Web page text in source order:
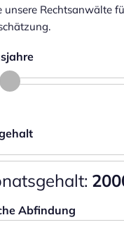
unsere Rechtsanwälte
Abfindung